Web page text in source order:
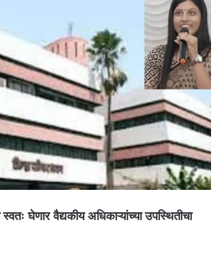
घेणार वैद्यकीय अधिकाऱ्यांच्या उपस्थितीचा